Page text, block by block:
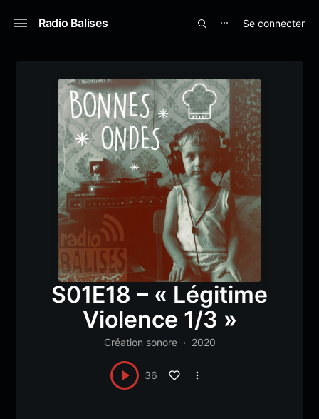
Radio Balises ⋯ Se connecter
S01E18 – « Légitime
Violence 1/3 »
Création sonore 2020
36